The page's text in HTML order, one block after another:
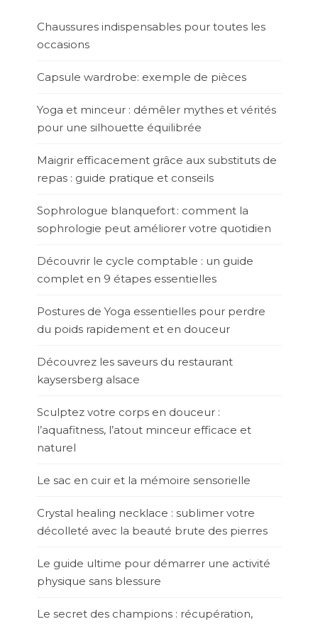
Chaussures indispensables pour toutes les
occasions
Capsule wardrobe: exemple de pièces
Yoga et minceur : démêler mythes et vérités
pour une silhouette équilibrée
Maigrir efficacement grâce aux substituts de
repas : guide pratique et conseils
Sophrologue blanquefort : comment la
sophrologie peut améliorer votre quotidien
Découvrir le cycle comptable : un guide
complet en 9 étapes essentielles
Postures de Yoga essentielles pour perdre
du poids rapidement et en douceur
Découvrez les saveurs du restaurant
kaysersberg alsace
Sculptez votre corps en douceur :
l’aquafitness, l’atout minceur efficace et
naturel
Le sac en cuir et la mémoire sensorielle
Crystal healing necklace : sublimer votre
décolleté avec la beauté brute des pierres
Le guide ultime pour démarrer une activité
physique sans blessure
Le secret des champions : récupération,